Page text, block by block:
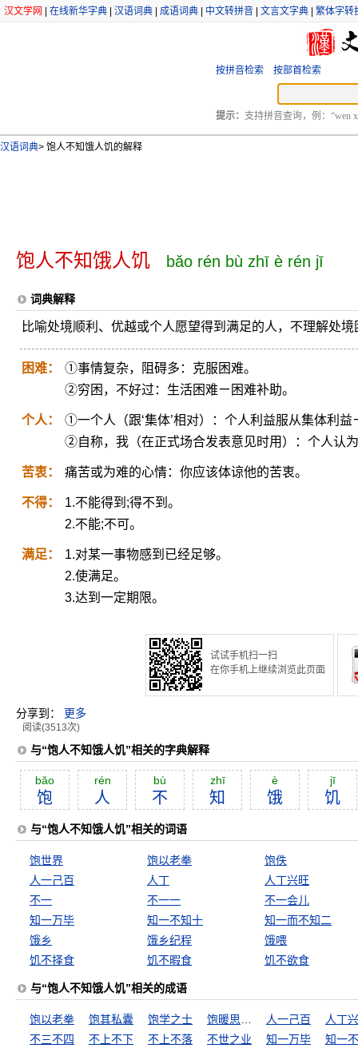
汉文学网 在线新华字典 汉语词典 成语词典 中文转拼音 文言文字典 繁体字转
按拼音检索 按部首检索
提示： 支持拼音查询，例：“wen
汉语词典> 饱人不知饿人饥的解释
饱人不知饿人饥 bǎo rén bù zhī è rén jī
词典解释
比喻处境顺利、优越或个人愿望得到满足的人，不理解处
困难：
①事情复杂，阻碍多：克服困难。
②穷困，不好过：生活困难ㄧ困难补助。
个人：
①一个人（跟‘集体’相对）：个人利益服从集体利
②自称，我（在正式场合发表意见时用）：个人认
苦衷： 痛苦或为难的心情：你应该体谅他的苦衷。
不得：
1.不能得到;得不到。
2.不能;不可。
满足：
1.对某一事物感到已经足够。
2.使满足。
3.达到一定期限。
试试手机扫一扫
在你手机上继续浏览此页面
分享到： 更多
阅读(3513次)
与“饱人不知饿人饥”相关的字典解释
băo
饱
rén
人
bù
不
zhī
知
è
饿
jī
饥
与“饱人不知饿人饥”相关的词语
饱世界 饱以老拳
饱佚
人一己百
人丁
人丁兴旺
不一
不一一
不一会儿
知一万毕
知一不知十
知一而不知二
饿乡
饿乡纪程
饿喂
饥不择食
饥不暇食 饥不欲食
与“饱人不知饿人饥”相关的成语
饱以老拳 饱其私囊 饱学之士 人一己百
人丁
不三不四
不上不下 不上不落 不世之业
知一万毕